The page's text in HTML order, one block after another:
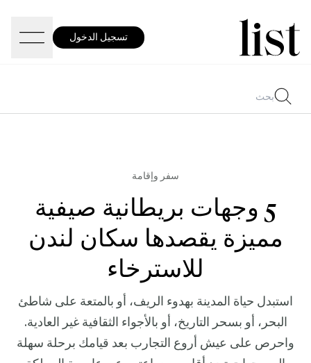
تسجيل الدخول
سفر وإقامة
5 وجهات بريطانية صيفية
مميزة يقصدها سكان لندن
للاسترخاء
استبدل حياة المدينة بهدوء الريف، أو بالمتعة على شاطئ
البحر، أو بسحر التاريخ، أو بالأجواء الثقافية غير العادية.
واحرص على عيش أروع التجارب بعد قيامك برحلة سهلة